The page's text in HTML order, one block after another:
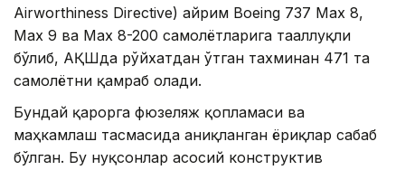
Airworthiness Directive) айрим Boeing 737 Max 8,
Max 9 ва Max 8-200 самолётларига тааллуқли
бўлиб, АҚШда рўйхатдан ўтган тахминан 471 та
самолётни қамраб олади.
Бундай қарорга фюзеляж қопламаси ва
маҳкамлаш тасмасида аниқланган ёриқлар сабаб
бўлган. Бу нуқсонлар асосий конструктив